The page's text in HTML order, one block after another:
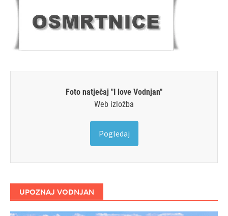
Foto natječaj "I love Vodnjan"
Web izložba
Pogledaj
UPOZNAJ VODNJAN